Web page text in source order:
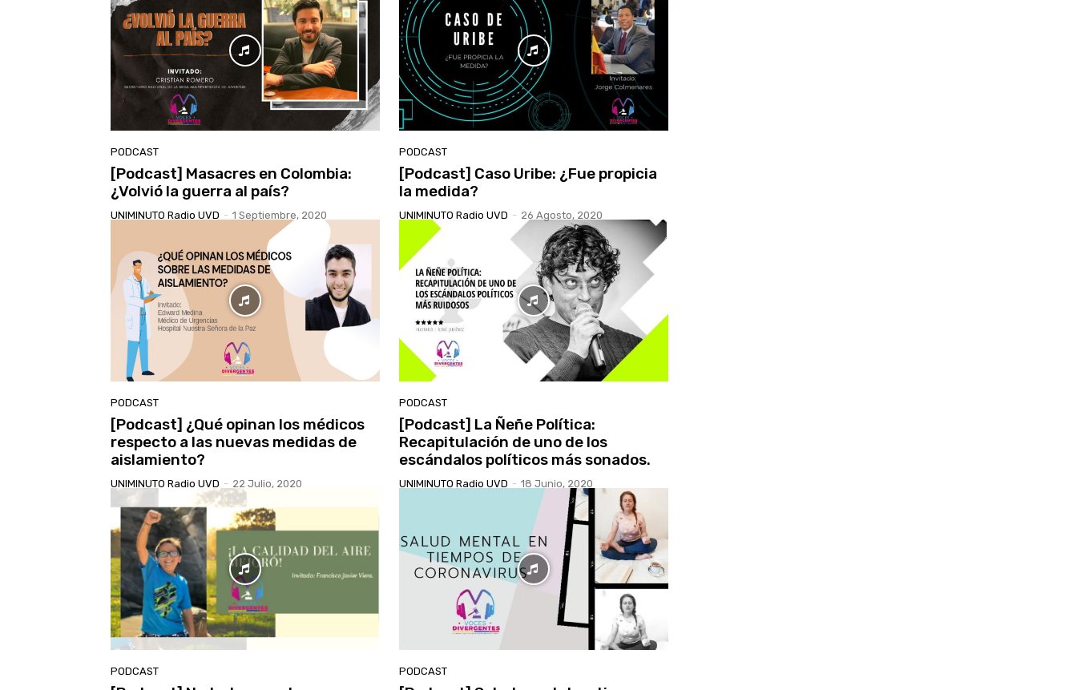
PODCAST
[Podcast] Masacres en Colombia:
¿Volvió la guerra al país?
UNIMINUTO Radio UVD - 1 Septiembre, 2020
PODCAST
[Podcast] Caso Uribe: ¿Fue propicia
la medida?
UNIMINUTO Radio UVD - 26 Agosto, 2020
PODCAST
[Podcast] ¿Qué opinan los médicos
respecto a las nuevas medidas de
aislamiento?
UNIMINUTO Radio UVD - 22 Julio, 2020
PODCAST
[Podcast] La Ñeñe Política:
Recapitulación de uno de los
escándalos políticos más sonados.
UNIMINUTO Radio UVD - 18 Junio, 2020
PODCAST PODCAST